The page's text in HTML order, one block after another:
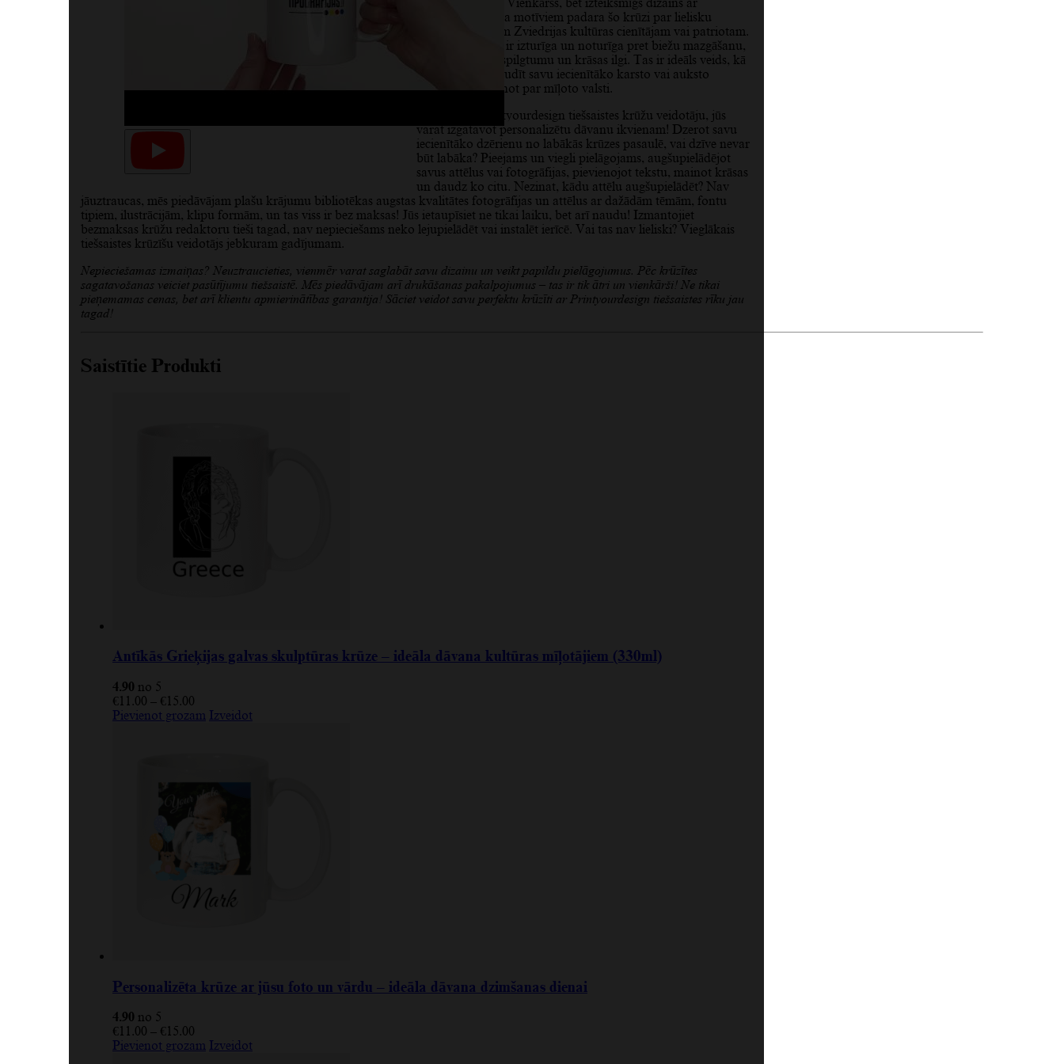
siltuma izturību. Vienkāršs, bet izteiksmīgs dizains ar
Zviedrijas karoga motīviem padara šo krūzi par lielisku
dāvanu jebkuram Zviedrijas kultūras cienītājam vai patriotam.
Krūzes apdruka ir izturīga un noturīga pret biežu mazgāšanu,
saglabājot savu spilgtumu un krāsas ilgi. Tas ir ideāls veids, kā
katru dienu izbaudīt savu iecienītāko karsto vai auksto
dzērienu, atgādinot par mīļoto valsti.
Izmantojot Printyourdesign tiešsaistes krūžu veidotāju, jūs
varat izgatavot personalizētu dāvanu ikvienam! Dzerot savu
iecienītāko dzērienu no labākās krūzes pasaulē, vai dzīve nevar
būt labāka? Pieejams un viegli pielāgojams, augšupielādējot
savus attēlus vai fotogrāfijas, pievienojot tekstu, mainot krāsas
un daudz ko citu. Nezinat, kādu attēlu augšupielādēt? Nav
jāuztraucas, mēs piedāvājam plašu krājumu bibliotēkas augstas kvalitātes fotogrāfijas un attēlus ar dažādām tēmām, fontu
tipiem, ilustrācijām, klipu formām, un tas viss ir bez maksas! Jūs ietaupīsiet ne tikai laiku, bet arī naudu! Izmantojiet
bezmaksas krūžu redaktoru tieši tagad, nav nepieciešams neko lejupielādēt vai instalēt ierīcē. Vai tas nav lieliski? Vieglākais
tiešsaistes krūzīšu veidotājs jebkuram gadījumam.
Nepieciešamas izmaiņas? Neuztraucieties, vienmēr varat saglabāt savu dizainu un veikt papildu pielāgojumus. Pēc krūzītes
sagatavošanas veiciet pasūtījumu tiešsaistē. Mēs piedāvājam arī drukāšanas pakalpojumus – tas ir tik ātri un vienkārši! Ne tikai
pieņemamas cenas, bet arī klientu apmierinātības garantija! Sāciet veidot savu perfektu krūzīti ar Printyourdesign tiešsaistes rīku jau
tagad!
Saistītie Produkti
Antīkās Grieķijas galvas skulptūras krūze – ideāla dāvana kultūras mīļotājiem (330ml)
4.90 no 5
€11.00 – €15.00
Pievienot grozam Izveidot
Personalizēta krūze ar jūsu foto un vārdu – ideāla dāvana dzimšanas dienai
4.90 no 5
€11.00 – €15.00
Pievienot grozam Izveidot